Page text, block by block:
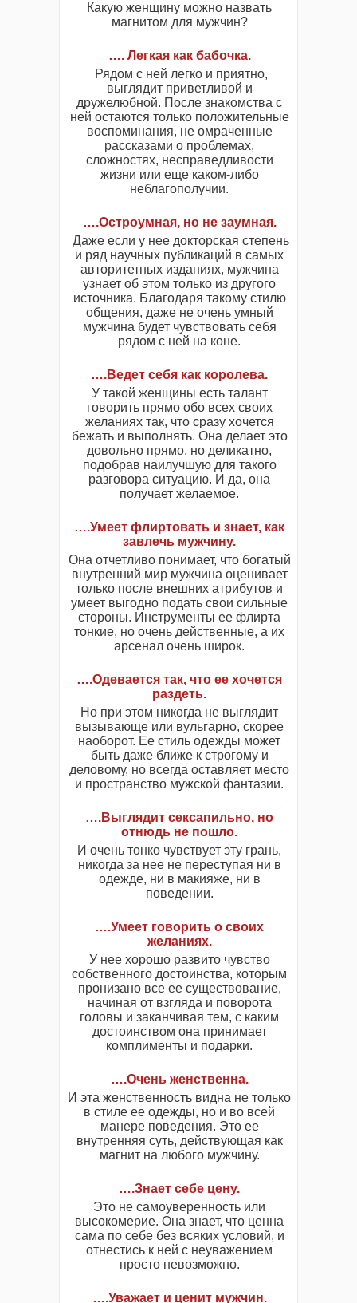
Какую женщину можно назвать
магнитом для мужчин?
…. Легкая как бабочка.
Рядом с ней легко и приятно,
выглядит приветливой и
дружелюбной. После знакомства с
ней остаются только положительные
воспоминания, не омраченные
рассказами о проблемах,
сложностях, несправедливости
жизни или еще каком-либо
неблагополучии.
….Остроумная, но не заумная.
Даже если у нее докторская степень
и ряд научных публикаций в самых
авторитетных изданиях, мужчина
узнает об этом только из другого
источника. Благодаря такому стилю
общения, даже не очень умный
мужчина будет чувствовать себя
рядом с ней на коне.
….Ведет себя как королева.
У такой женщины есть талант
говорить прямо обо всех своих
желаниях так, что сразу хочется
бежать и выполнять. Она делает это
довольно прямо, но деликатно,
подобрав наилучшую для такого
разговора ситуацию. И да, она
получает желаемое.
….Умеет флиртовать и знает, как
завлечь мужчину.
Она отчетливо понимает, что богатый
внутренний мир мужчина оценивает
только после внешних атрибутов и
умеет выгодно подать свои сильные
стороны. Инструменты ее флирта
тонкие, но очень действенные, а их
арсенал очень широк.
….Одевается так, что ее хочется
раздеть.
Но при этом никогда не выглядит
вызывающе или вульгарно, скорее
наоборот. Ее стиль одежды может
быть даже ближе к строгому и
деловому, но всегда оставляет место
и пространство мужской фантазии.
….Выглядит сексапильно, но
отнюдь не пошло.
И очень тонко чувствует эту грань,
никогда за нее не переступая ни в
одежде, ни в макияже, ни в
поведении.
….Умеет говорить о своих
желаниях.
У нее хорошо развито чувство
собственного достоинства, которым
пронизано все ее существование,
начиная от взгляда и поворота
головы и заканчивая тем, с каким
достоинством она принимает
комплименты и подарки.
….Очень женственна.
И эта женственность видна не только
в стиле ее одежды, но и во всей
манере поведения. Это ее
внутренняя суть, действующая как
магнит на любого мужчину.
….Знает себе цену.
Это не самоуверенность или
высокомерие. Она знает, что ценна
сама по себе без всяких условий, и
отнестись к ней с неуважением
просто невозможно.
….Уважает и ценит мужчин.